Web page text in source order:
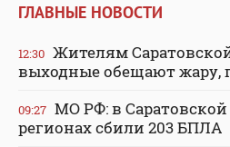
ГЛАВНЫЕ НОВОСТИ
12:30 Жителям
выходные обещают жару,
09:27 МО РФ: в
регионах сбили 203 БПЛА